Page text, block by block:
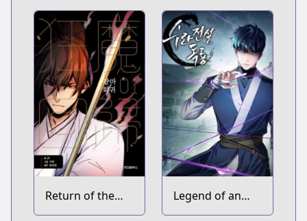
Blade
Return of the
Mad Demon
Legend of an
Asura: The